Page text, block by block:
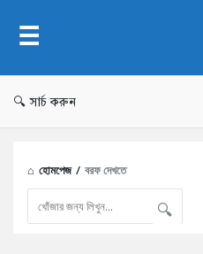
সার্চ করুন
হোমপেজ / বরফ দেখতে